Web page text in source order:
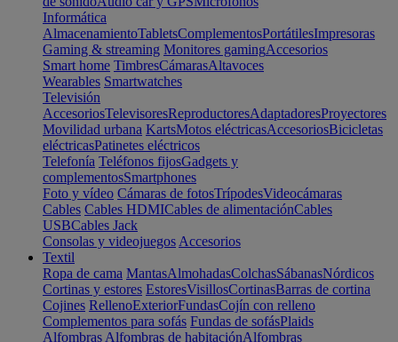
Informática
AlmacenamientoTabletsComplementosPortátilesImpresoras
Gaming & streaming Monitores gamingAccesorios
Smart home TimbresCámarasAltavoces
Wearables Smartwatches
Televisión
AccesoriosTelevisoresReproductoresAdaptadoresProyectores
Movilidad urbana KartsMotos eléctricasAccesoriosBicicletas
eléctricasPatinetes eléctricos
Telefonía Teléfonos fijosGadgets y
complementosSmartphones
Foto y vídeo Cámaras de fotosTrípodesVideocámaras
Cables Cables HDMICables de alimentaciónCables
USBCables Jack
Consolas y videojuegos Accesorios
Textil
Ropa de cama MantasAlmohadasColchasSábanasNórdicos
Cortinas y estores EstoresVisillosCortinasBarras de cortina
Cojines RellenoExteriorFundasCojín con relleno
Complementos para sofás Fundas de sofásPlaids
Alfombras Alfombras de habitaciónAlfombras